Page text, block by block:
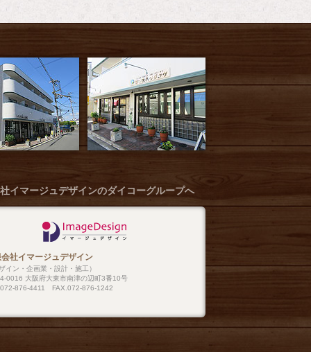
イマージュデザインのダイコーグループへ
社イマージュデザイン
イン・企画業・設計・施工）
0016 大阪府大東市南津の辺町3番10号
876-4411 FAX.072-876-1242